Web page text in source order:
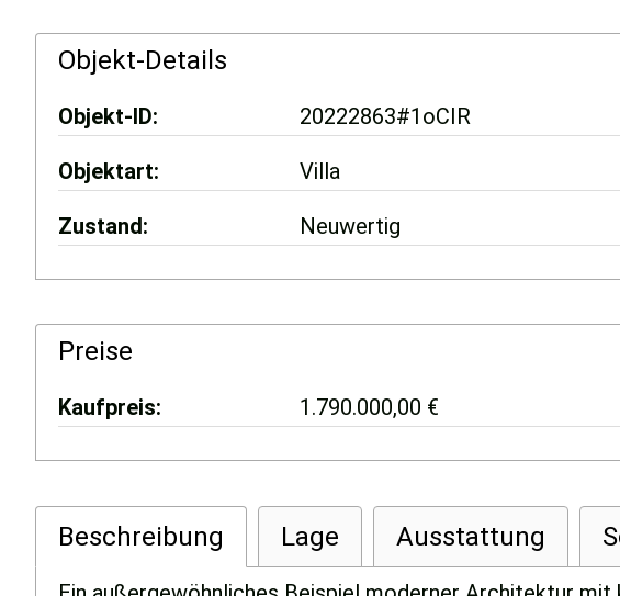
Objekt-Details
Objekt-ID 20222863#1oCIR
Objektart Villa
Zustand Neuwertig
Preise
Kaufpreis 1.790.000,00 €
Beschreibung Lage Ausstattung